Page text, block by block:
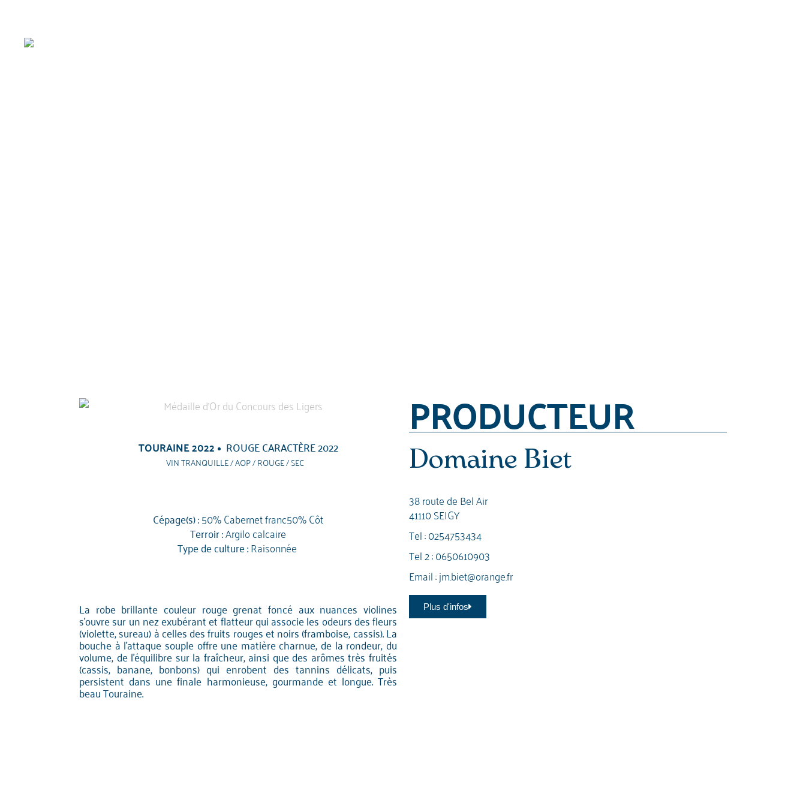
TOURAINE 2022 ROUGE CARACTÈRE 2022
VIN TRANQUILLE / AOP / ROUGE / SEC
Cépage(s) :50% Cabernet franc50% Côt
Terroir :Argilo calcaire
Type de culture :Raisonnée
La robe brillante couleur rouge grenat foncé aux nuances violines
s'ouvre sur un nez exubérant et flatteur qui associe les odeurs des fleurs
(violette, sureau) à celles des fruits rouges et noirs (framboise, cassis). La
bouche à l'attaque souple offre une matière charnue, de la rondeur, du
volume, de l'équilibre sur la fraîcheur, ainsi que des arômes très fruités
(cassis, banane, bonbons) qui enrobent des tannins délicats, puis
persistent dans une finale harmonieuse, gourmande et longue. Très
beau Touraine.
PRODUCTEUR
Domaine Biet
38 route de Bel Air
41110 SEIGY
Tel :0254753434
Tel 2 :0650610903
Email :jm.biet@orange.fr
Plus d'infos